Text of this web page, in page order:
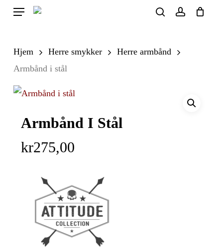
Skip
content
Menu
Hjem Herre smykker
Herre armbånd
Armbånd i stål
Armbånd I Stål
kr275,00